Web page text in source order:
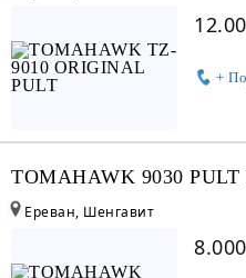
+
TOMAHAWK 9030
Ереван, Шенгавит